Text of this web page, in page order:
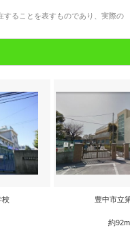
ることを表すものであり、実際の
校 豊中市立
約